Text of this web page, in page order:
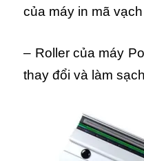
của máy in mã
– Roller của máy
thay đổi và làm